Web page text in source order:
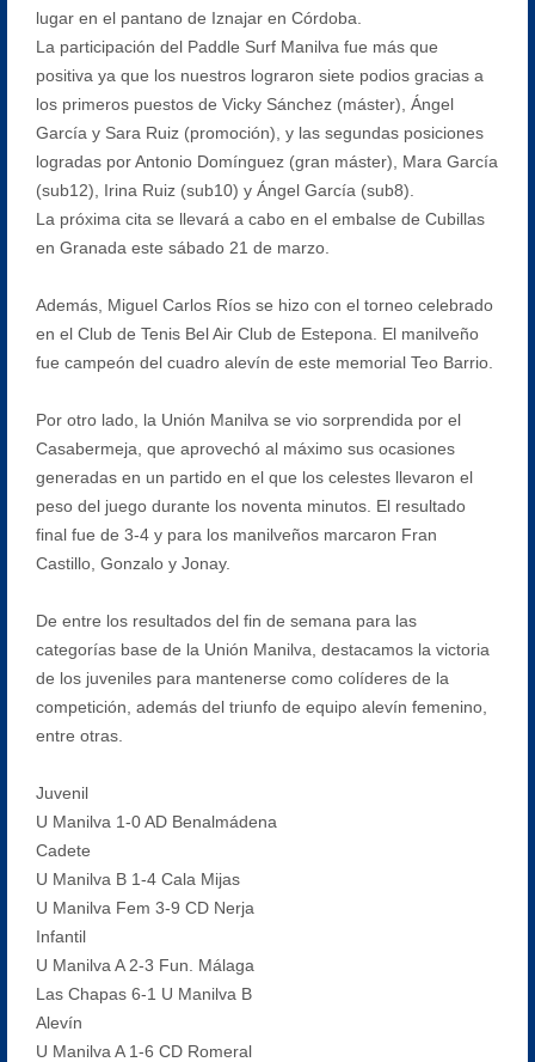
lugar en el pantano de Iznajar en Córdoba.
La participación del Paddle Surf Manilva fue más que
positiva ya que los nuestros lograron siete podios gracias a
los primeros puestos de Vicky Sánchez (máster), Ángel
García y Sara Ruiz (promoción), y las segundas posiciones
logradas por Antonio Domínguez (gran máster), Mara García
(sub12), Irina Ruiz (sub10) y Ángel García (sub8).
La próxima cita se llevará a cabo en el embalse de Cubillas
en Granada este sábado 21 de marzo.
Además, Miguel Carlos Ríos se hizo con el torneo celebrado
en el Club de Tenis Bel Air Club de Estepona. El manilveño
fue campeón del cuadro alevín de este memorial Teo Barrio.
Por otro lado, la Unión Manilva se vio sorprendida por el
Casabermeja, que aprovechó al máximo sus ocasiones
generadas en un partido en el que los celestes llevaron el
peso del juego durante los noventa minutos. El resultado
final fue de 3-4 y para los manilveños marcaron Fran
Castillo, Gonzalo y Jonay.
De entre los resultados del fin de semana para las
categorías base de la Unión Manilva, destacamos la victoria
de los juveniles para mantenerse como colíderes de la
competición, además del triunfo de equipo alevín femenino,
entre otras.
Juvenil
U Manilva 1-0 AD Benalmádena
Cadete
U Manilva B 1-4 Cala Mijas
U Manilva Fem 3-9 CD Nerja
Infantil
U Manilva A 2-3 Fun. Málaga
Las Chapas 6-1 U Manilva B
Alevín
U Manilva A 1-6 CD Romeral